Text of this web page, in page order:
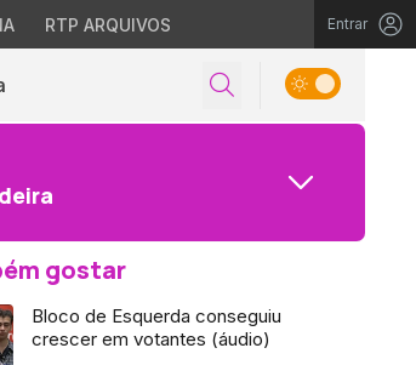
RTP ARQUIVOS Entrar
gostar
Bloco de Esquerda conseguiu
crescer em votantes (áudio)